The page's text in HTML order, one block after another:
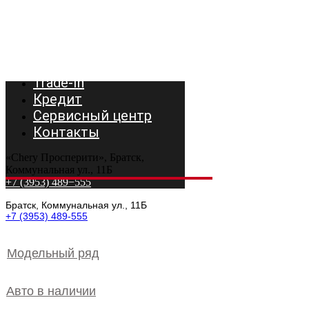
Братск, Коммунальная ул., 11Б
+7 (3953) 489-555
Модельный ряд
Авто в наличии
Trade-In
Кредит
Сервисный центр
Контакты
«Chery Просперити», Братск,
Коммунальная ул., 11Б
+7 (3953) 489−555